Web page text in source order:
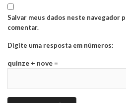
Salvar meus dados neste navegador
comentar.
Digite uma resposta em números:
quinze + nove =